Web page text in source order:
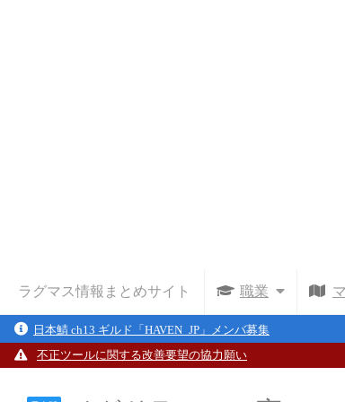
ラグマス情報まとめサイト 職業
日本鯖 ch13 ギルド「HAVEN_JP」メンバ募集
不正ツールに関する改善要望の協力願い